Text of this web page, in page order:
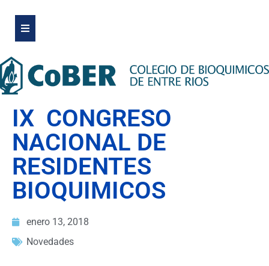
IX CONGRESO
NACIONAL DE
RESIDENTES
BIOQUIMICOS
enero 13, 2018
Novedades